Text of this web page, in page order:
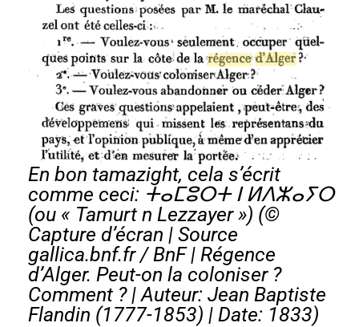
En bon tamazight, cela s’écrit
comme ceci: ⵜⴰⵎⵓⵔⵜ ⵏ ⵍⴷⵣⴰⵢⵔ
(ou « Tamurt n Lezzayer ») (©
Capture d’écran | Source
gallica.bnf.fr / BnF | Régence
d’Alger. Peut-on la coloniser ?
Comment ?| Auteur: Jean Baptiste
Flandin (1777-1853) | Date: 1833)